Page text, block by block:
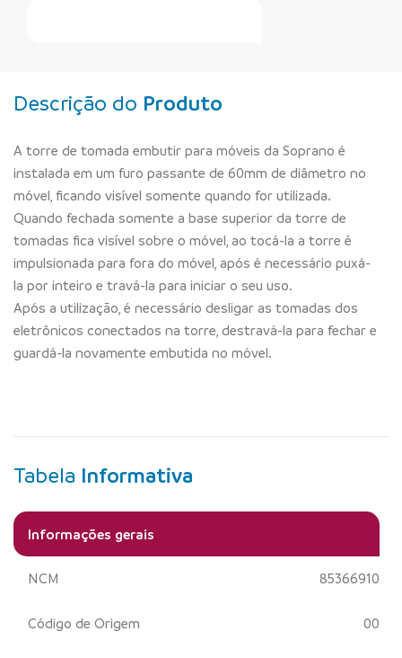
Descrição do Produto
A torre de tomada embutir para móveis da Soprano é
instalada em um furo passante de 60mm de diâmetro no
móvel, ficando visível somente quando for utilizada.
Quando fechada somente a base superior da torre de
tomadas fica visível sobre o móvel, ao tocá-la a torre é
impulsionada para fora do móvel, após é necessário puxá-
la por inteiro e travá-la para iniciar o seu uso.
Após a utilização, é necessário desligar as tomadas dos
eletrônicos conectados na torre, destravá-la para fechar e
guardá-la novamente embutida no móvel.
Tabela Informativa
Informações gerais
NCM 85366910
Código de Origem 00